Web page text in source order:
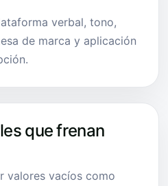
verbal, tono,
de marca y aplicación
que frenan
valores vacíos como